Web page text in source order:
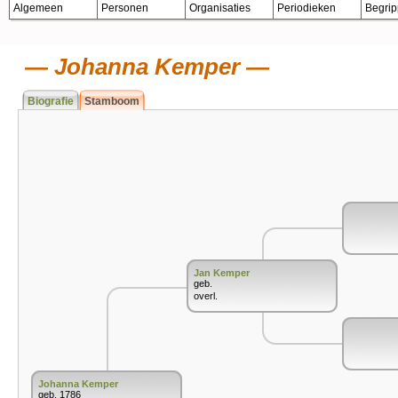
Algemeen Personen Organisaties Periodieken
Johanna Kemper
Biografie Stamboom
Johanna Kemper
geb. 1786
Jan Kemper
geb.
overl.